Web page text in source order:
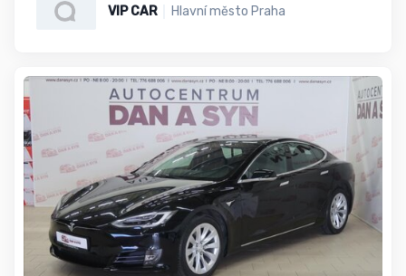
VIP CAR Hlavní město Praha